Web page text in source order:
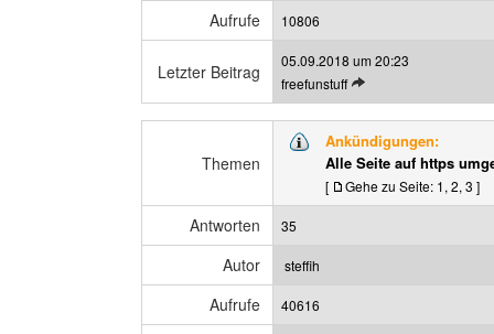
r
a
g
n
z
e
Aufrufe 10806
Letzter Beitrag
05.09.2018 um 20:23
freefunstuff L
e
t
z
t
e
Themen
Ankündigungen:
Alle Seite auf https
[ Gehe zu Seite: 1, 2, 3 ]
Antworten 35
Autor steffih
Aufrufe 40616